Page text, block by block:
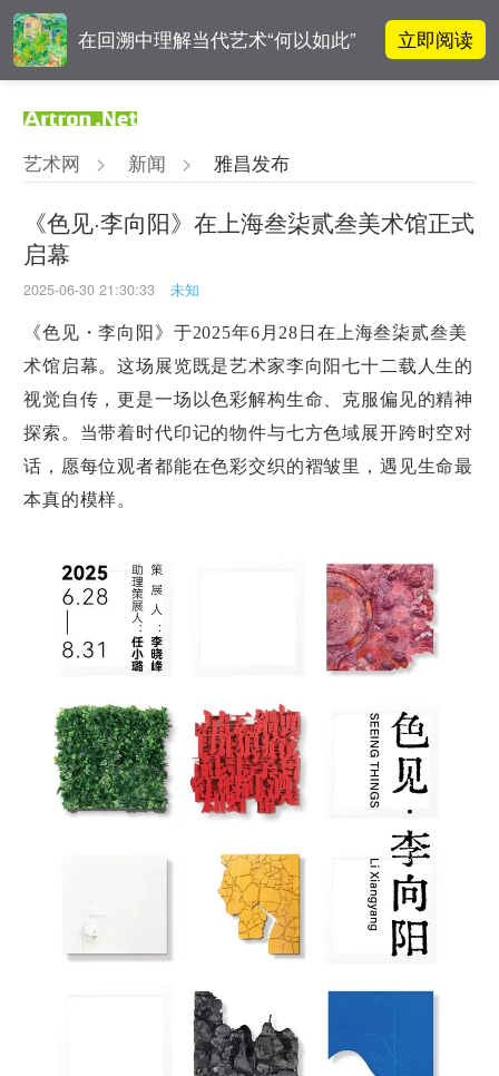
在回溯中理解当代艺术“何以如此” 立即阅读
发起全球维权
阿拉里奥画廊上海转型：为何要成
为策展式艺术商业综合体？
态的十年
艺术网 > 新闻 > 雅昌发布
《色见·李向阳》在上海叁柒贰叁美术馆正式
启幕
2025-06-30 21:30:33 未知
《色见・李向阳》于2025年6月28日在上海叁柒贰叁美
术馆启幕。这场展览既是艺术家李向阳七十二载人生的
视觉自传，更是一场以色彩解构生命、克服偏见的精神
探索。当带着时代印记的物件与七方色域展开跨时空对
话，愿每位观者都能在色彩交织的褶皱里，遇见生命最
本真的模样。